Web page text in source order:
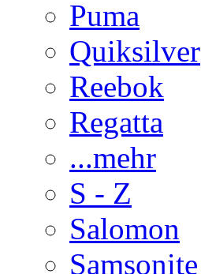
Puma
Quiksilver
Reebok
Regatta
...mehr
S - Z
Salomon
Samsonite